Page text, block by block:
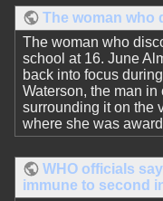
The woman who
The woman who
school at 16. June
back into focus
Waterson, the man
surrounding it on the
where she was
WHO officials
immune to second